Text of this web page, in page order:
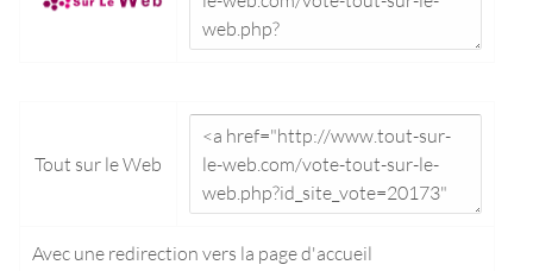
Tout sur le Web
Avec une redirection vers la page d'accueil